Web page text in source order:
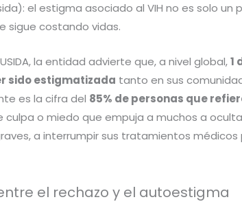
el estigma asociado al VIH no es solo un
sigue costando vidas.
la entidad advierte que, a nivel global,1
sido estigmatizada tanto en sus
es la cifra del 85% de personas que
culpa o miedo que empuja a muchos a
a interrumpir sus tratamientos
el rechazo y el autoestigma